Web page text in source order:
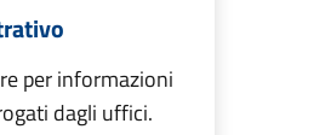
per informazioni
dagli uffici.